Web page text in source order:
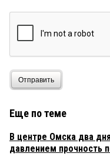
Отправить
Еще по теме
В центре Омска два
давлением прочность